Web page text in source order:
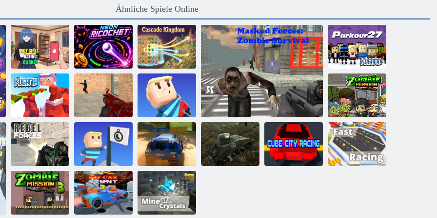
Ähnliche Spiele Online
Alt Girls Dating
Clicker
Neon Ricochet Kaskadenkönigreich
Kogama:
Parkour 27
Kogama:
Weihnachtsparkour
Verrückte
Schütze
Kogama
Wipeout
Zombie -
Mission 1
Rebellen
Kogama: Erreich
die Flagge
Rallye Punkt 6